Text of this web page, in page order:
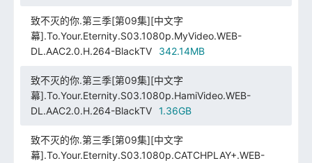
致不灭的你.第三季[第09集][中文字
幕].To.Your.Eternity.S03.1080p.MyVideo.WEB-
DL.AAC2.0.H.264-BlackTV
342.14MB
致不灭的你.第三季[第09集][中文字
幕].To.Your.Eternity.S03.1080p.HamiVideo.WEB-
DL.AAC2.0.H.264-BlackTV
1.36GB
致不灭的你.第三季[第09集][中文字
幕].To.Your.Eternity.S03.1080p.CATCHPLAY+.WEB-